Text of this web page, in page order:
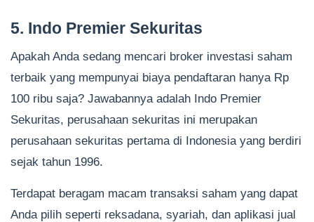
5. Indo Premier Sekuritas
Apakah Anda sedang mencari broker investasi saham
terbaik yang mempunyai biaya pendaftaran hanya Rp
100 ribu saja? Jawabannya adalah Indo Premier
Sekuritas, perusahaan sekuritas ini merupakan
perusahaan sekuritas pertama di Indonesia yang berdiri
sejak tahun 1996.
Terdapat beragam macam transaksi saham yang dapat
Anda pilih seperti reksadana, syariah, dan aplikasi jual